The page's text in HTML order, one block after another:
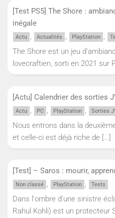
[Test PS5] The Shore :
inégale
Actu , Actualités , PlayStation ,
The Shore est un jeu
lovecraftien, sorti en 2021 sur
[Actu] Calendrier des sorties
Actu , PC , PlayStation , Sorties
Nous entrons dans la
et celle-ci est déjà riche de […]
[Test] – Saros : mourir,
Non classé , PlayStation , Tests
Dans l'ombre d'une sinistre
Rahul Kohli) est un protecteur